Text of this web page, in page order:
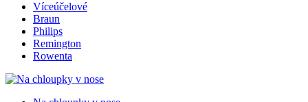
Víceúčelové
Braun
Philips
Remington
Rowenta